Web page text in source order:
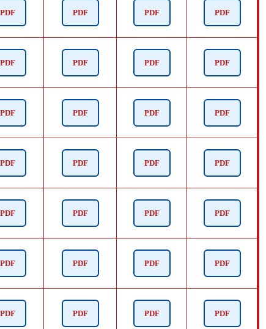
PDF PDF PDF PDF
PDF PDF PDF PDF
PDF PDF PDF PDF
PDF PDF PDF PDF
PDF PDF PDF PDF
PDF PDF PDF PDF
PDF PDF PDF PDF